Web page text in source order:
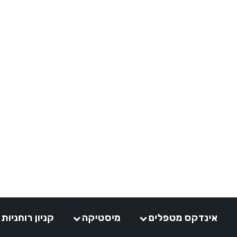
אינדקס מטפלים מיסטיקה קניון רוחניות